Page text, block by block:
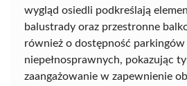
wygląd osiedli podkreślają
balustrady oraz przestronne
również o dostępność parkingów
niepełnosprawnych, pokazując
zaangażowanie w zapewnienie